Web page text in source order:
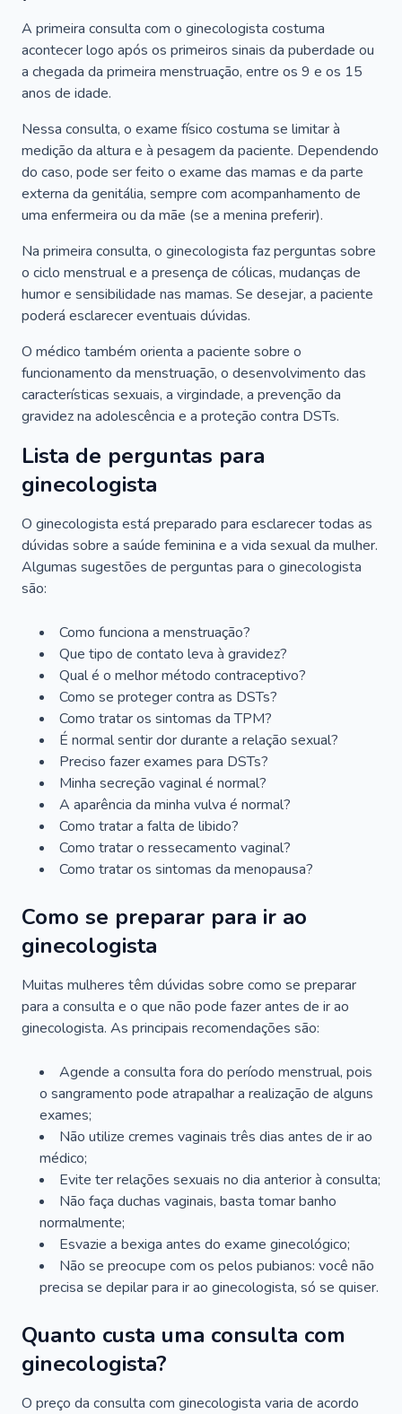
A primeira consulta com o ginecologista costuma
acontecer logo após os primeiros sinais da puberdade ou
a chegada da primeira menstruação, entre os 9 e os 15
anos de idade.
Nessa consulta, o exame físico costuma se limitar à
medição da altura e à pesagem da paciente. Dependendo
do caso, pode ser feito o exame das mamas e da parte
externa da genitália, sempre com acompanhamento de
uma enfermeira ou da mãe (se a menina preferir).
Na primeira consulta, o ginecologista faz perguntas sobre
o ciclo menstrual e a presença de cólicas, mudanças de
humor e sensibilidade nas mamas. Se desejar, a paciente
poderá esclarecer eventuais dúvidas.
O médico também orienta a paciente sobre o
funcionamento da menstruação, o desenvolvimento das
características sexuais, a virgindade, a prevenção da
gravidez na adolescência e a proteção contra DSTs.
Lista de perguntas para
ginecologista
O ginecologista está preparado para esclarecer todas as
dúvidas sobre a saúde feminina e a vida sexual da mulher.
Algumas sugestões de perguntas para o ginecologista
são:
Como funciona a menstruação?
Que tipo de contato leva à gravidez?
Qual é o melhor método contraceptivo?
Como se proteger contra as DSTs?
Como tratar os sintomas da TPM?
É normal sentir dor durante a relação sexual?
Preciso fazer exames para DSTs?
Minha secreção vaginal é normal?
A aparência da minha vulva é normal?
Como tratar a falta de libido?
Como tratar o ressecamento vaginal?
Como tratar os sintomas da menopausa?
Como se preparar para ir ao
ginecologista
Muitas mulheres têm dúvidas sobre como se preparar
para a consulta e o que não pode fazer antes de ir ao
ginecologista. As principais recomendações são:
Agende a consulta fora do período menstrual, pois
o sangramento pode atrapalhar a realização de alguns
exames;
Não utilize cremes vaginais três dias antes de ir ao
médico;
Evite ter relações sexuais no dia anterior à consulta;
Não faça duchas vaginais, basta tomar banho
normalmente;
Esvazie a bexiga antes do exame ginecológico;
Não se preocupe com os pelos pubianos: você não
precisa se depilar para ir ao ginecologista, só se quiser.
Quanto custa uma consulta com
ginecologista?
O preço da consulta com ginecologista varia de acordo